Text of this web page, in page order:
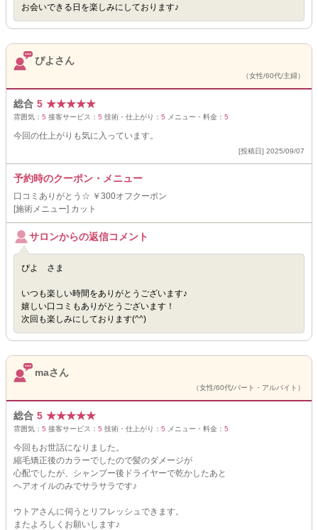
お会いできる日を楽しみにしております♪
ぴよさん
（女性/60代/主婦）
総合 5 ★★★★★
雰囲気： 5 接客サービス： 5 技術・仕上がり： 5 メニュー・料金： 5
今回の仕上がりも気に入っています。
[投稿日] 2025/09/07
予約時のクーポン・メニュー
口コミありがとう☆ ￥300オフクーポン
[施術メニュー] カット
サロンからの返信コメント
ぴよ さま
いつも楽しい時間をありがとうございます♪
嬉しい口コミもありがとうございます！
次回も楽しみにしております(^^)
maさん
（女性/60代/パート・アルバイト）
総合 5 ★★★★★
雰囲気： 5 接客サービス： 5 技術・仕上がり： 5 メニュー・料金： 5
今回もお世話になりました。
縮毛矯正後のカラーでしたので髪のダメージが
心配でしたが、シャンプー後ドライヤーで乾かしたあと
ヘアオイルのみでサラサラです♪
ウトアさんに伺うとリフレッシュできます。
またよろしくお願いします♪